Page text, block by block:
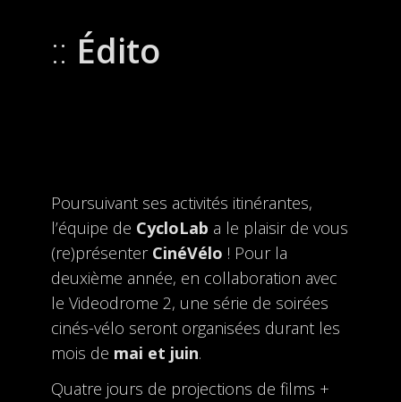
Édito
Poursuivant ses activités itinérantes,
l’équipe de CycloLab a le plaisir de vous
(re)présenter CinéVélo ! Pour la
deuxième année, en collaboration avec
le Videodrome 2, une série de soirées
cinés-vélo seront organisées durant les
mois de mai et juin.
Quatre jours de projections de films +